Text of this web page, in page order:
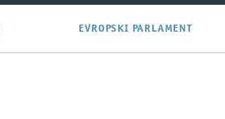
EVROPSKI PARLAMENT